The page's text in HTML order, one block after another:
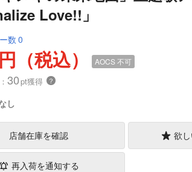
Love!!」
数 0
（税込） AOCS不可
30pt獲得 ？
し
店舗在庫を確認 欲
再入荷を通知する